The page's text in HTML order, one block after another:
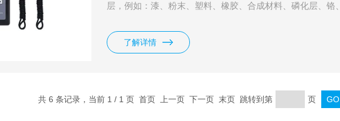
层，例如：漆、粉末、塑料、橡胶、合成材料、磷化层、铬
漆、塑料层等。广泛用于制造业、金属加工业、化工业、商
了解详情
共 6 条记录，当前 1 / 1 页 首页 上一页 下一页 末页 跳转到第 页